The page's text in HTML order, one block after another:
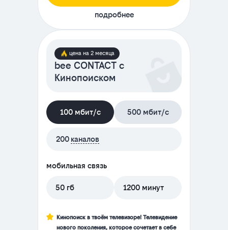
подробнее
цена на 2 месяца
bee CONTACT с
Кинопоиском
100 мбит/с 500 мбит/с
200 каналов
мобильная связь
50 гб 1200 минут
Кинопоиск в твоём телевизоре! Телевидение
нового поколения, которое сочетает в себе